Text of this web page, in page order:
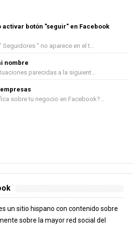
activar botón "seguir" en Facebook
" no aparece en el t...
nombre
parecidas a la siguient...
sobre tu negocio en Facebook?...
un sitio hispano con contenido sobre
sobre la mayor red social del